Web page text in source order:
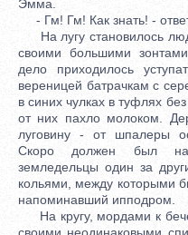
Эмма.
- Гм! Гм! Как знать! -
На лугу становилось
своими большими
дело приходилось
вереницей батрачкам с
в синих чулках в туфлях
от них пахло молоком.
луговину - от шпалеры
Скоро должен был
земледельцы один за
кольями, между которыми
напоминавший ипподром.
На кругу, мордами к
своими неодинаковыми